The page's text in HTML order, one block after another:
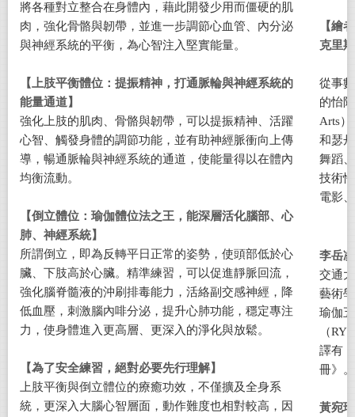
將各種對立整合在身體內，藉此開發少用而僵硬的肌
肉，強化骨骼與韌帶，並進一步調節心血管、內分泌
與神經系統的平衡，為心智注入堅實能量。
【上肢平衡體位：提振精神，打通脈輪與神經系統的
能量通道】
強化上肢的肌肉、骨骼與韌帶，可以提振精神、活躍
心智、觸發身體的調節功能，並有助神經脈衝向上傳
導，暢通脈輪與神經系統的通道，使能量得以在體內
均衡流動。
【倒立體位：瑜伽體位法之王，能深層活化腦部、心
肺、神經系統】
所謂倒立，即為反轉平日正常的姿勢，使頭部低於心
臟、下肢高於心臟。精準練習，可以促進靜脈回流，
強化腦脊髓液的沖刷排毒能力，活絡副交感神經，降
低血壓，刺激腦內啡分泌，提升心肺功能，穩定專注
力，使身體進入更高層、更深入的淨化與放鬆。
【為了安全練習，絕對必要先行理解】
上肢平衡與倒立體位的療癒功效，不僅擴及全身系
統，更深入大腦心智層面，動作難度也相對較高，因
【繪
克里
從事
的怡
Arts）
和瑟
舞蹈
技術
電影
李岳凌
交通
藝術
瑜伽
（
譯有
冊》。
黃宛瑜